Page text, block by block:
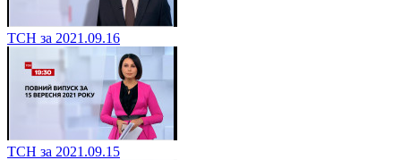
ТСН за 2021.09.16
ТСН за 2021.09.15